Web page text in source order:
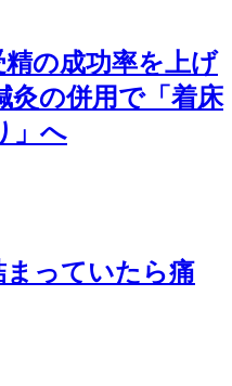
精の成功率を上げ
灸の併用で「着床
」へ
まっていたら痛